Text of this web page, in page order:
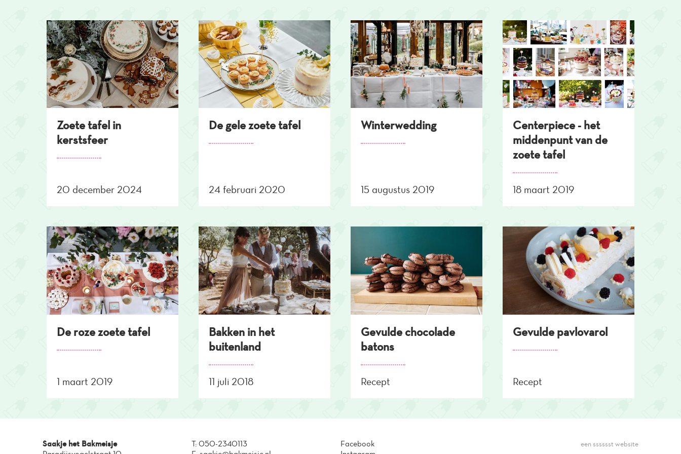
Zoete tafel in
kerstsfeer
20 december 2024
De gele zoete tafel
24 februari 2020
Winterwedding
15 augustus 2019
Centerpiece - het
middenpunt van de
zoete tafel
18 maart 2019
De roze zoete tafel
1 maart 2019
Bakken in het
buitenland
11 juli 2018
Gevulde chocolade
batons
Recept
Gevulde pavlovarol
Recept
Saakje het Bakmeisje
T: 050-2340113
Facebook
een sssssst website